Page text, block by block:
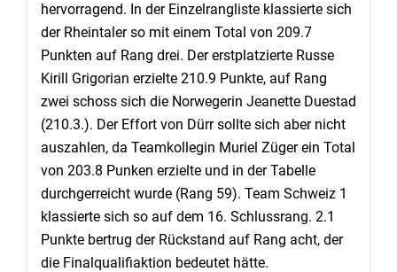
hervorragend. In der Einzelrangliste klassierte sich
der Rheintaler so mit einem Total von 209.7
Punkten auf Rang drei. Der erstplatzierte Russe
Kirill Grigorian erzielte 210.9 Punkte, auf Rang
zwei schoss sich die Norwegerin Jeanette Duestad
(210.3.). Der Effort von Dürr sollte sich aber nicht
auszahlen, da Teamkollegin Muriel Züger ein Total
von 203.8 Punken erzielte und in der Tabelle
durchgerreicht wurde (Rang 59). Team Schweiz 1
klassierte sich so auf dem 16. Schlussrang. 2.1
Punkte bertrug der Rückstand auf Rang acht, der
die Finalqualifiaktion bedeutet hätte.